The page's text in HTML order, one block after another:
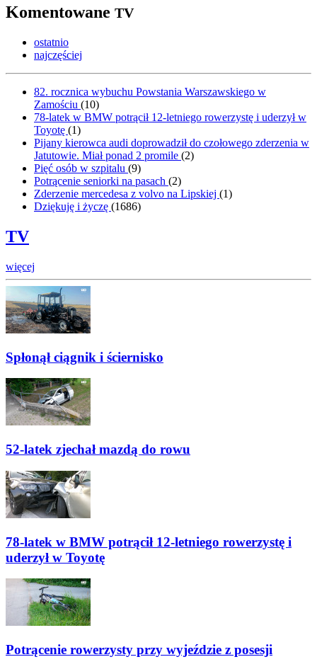
Komentowane TV
ostatnio
najczęściej
82. rocznica wybuchu Powstania Warszawskiego w
Zamościu (10)
78-latek w BMW potrącił 12-letniego rowerzystę i uderzył w
Toyotę (1)
Pijany kierowca audi doprowadził do czołowego zderzenia w
Jatutowie. Miał ponad 2 promile (2)
Pięć osób w szpitalu (9)
Potrącenie seniorki na pasach (2)
Zderzenie mercedesa z volvo na Lipskiej (1)
Dziękuję i życzę (1686)
TV
więcej
Spłonął ciągnik i ściernisko
52-latek zjechał mazdą do rowu
78-latek w BMW potrącił 12-letniego rowerzystę i
uderzył w Toyotę
Potrącenie rowerzysty przy wyjeździe z posesji